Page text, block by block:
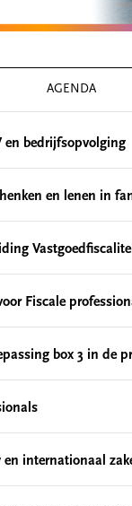
AGENDA
en bedrijfsopvolging
en lenen in
Fiscale
box 3 in de
internationaal